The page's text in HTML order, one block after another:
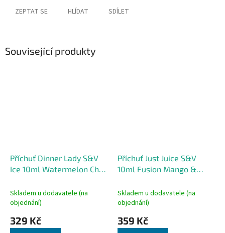
ZEPTAT SE HLÍDAT SDÍLET
Související produkty
Příchuť Dinner Lady S&V
Ice 10ml Watermelon Chill
Skladem u dodavatele (na
objednání)
329 Kč
Příchuť Just Juice S&V
10ml Fusion Mango &
Skladem u dodavatele (na
objednání)
359 Kč